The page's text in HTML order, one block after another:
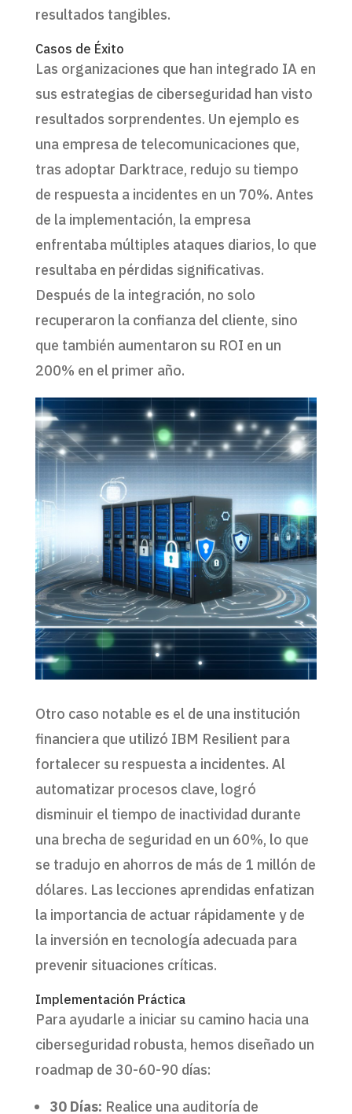
resultados tangibles.
Casos de Éxito
Las organizaciones que han integrado IA en
sus estrategias de ciberseguridad han visto
resultados sorprendentes. Un ejemplo es
una empresa de telecomunicaciones que,
tras adoptar Darktrace, redujo su tiempo
de respuesta a incidentes en un 70%. Antes
de la implementación, la empresa
enfrentaba múltiples ataques diarios, lo que
resultaba en pérdidas significativas.
Después de la integración, no solo
recuperaron la confianza del cliente, sino
que también aumentaron su ROI en un
200% en el primer año.
Otro caso notable es el de una institución
financiera que utilizó IBM Resilient para
fortalecer su respuesta a incidentes. Al
automatizar procesos clave, logró
disminuir el tiempo de inactividad durante
una brecha de seguridad en un 60%, lo que
se tradujo en ahorros de más de 1 millón de
dólares. Las lecciones aprendidas enfatizan
la importancia de actuar rápidamente y de
la inversión en tecnología adecuada para
prevenir situaciones críticas.
Implementación Práctica
Para ayudarle a iniciar su camino hacia una
ciberseguridad robusta, hemos diseñado un
roadmap de 30-60-90 días:
30 Días: Realice una auditoría de